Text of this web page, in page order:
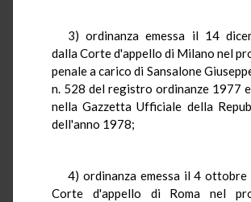
3) ordinanza emessa il 14
dalla Corte d'appello di Milano nel
penale a carico di Sansalone
n. 528 del registro ordinanze 1977
nella Gazzetta Ufficiale della
dell'anno 1978;
4) ordinanza emessa il 4
Corte d'appello di Roma nel